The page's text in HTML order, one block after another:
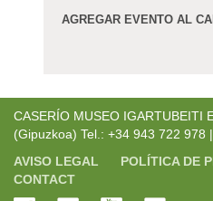
AGREGAR EVENTO AL
CASERÍO MUSEO IGARTUBEITI
(Gipuzkoa) Tel.: +34 943 722 978
AVISO LEGAL
POLÍTICA DE
CONTACT